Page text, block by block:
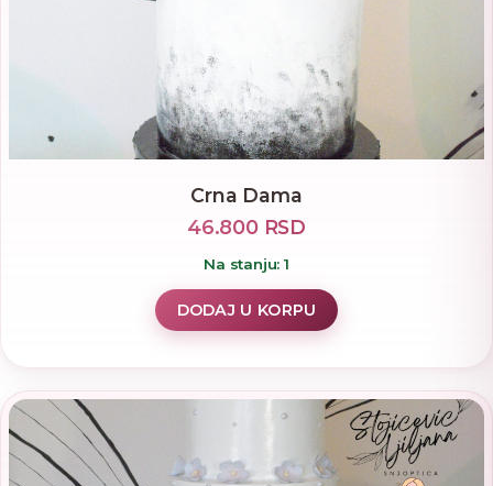
Crna Dama
46.800 RSD
Na stanju: 1
DODAJ U KORPU